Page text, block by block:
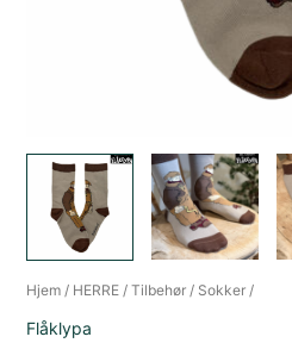
Hjem / HERRE /Tilbehør / Sokker /
Flåklypa